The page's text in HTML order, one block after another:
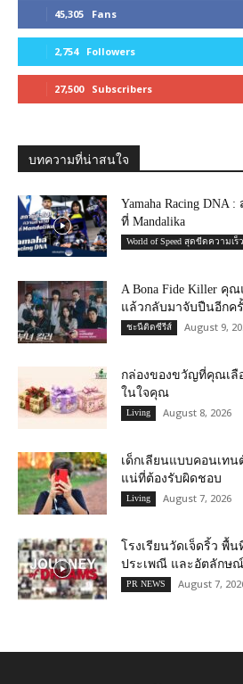
45,305 Fans
2,754 Followers
27,500 Subscribers
บทความที่น่าสนใจ
Yamaha Racing
ที่ Mandalika
World of Speed สุดขีดความเร็ว
A Bona Fide Killer
แล้วกลับมาจับปืนอีกค
ชะนีติดซีรีส์ August 9,
กล่องของขวัญที่คุณเลื
ในใจคุณ
Living August 8, 2026
เด็กเลียนแบบคอนเท
แน่ที่ต้องรับผิดชอบ
Living August 7, 2026
โรงเรียนวัดเจ็ดริ้ว พื้
ประเพณี และอัตลักษ
PR NEWS August 7,